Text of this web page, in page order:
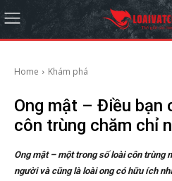
Home Khám phá
Ong mật – Điều bạn
côn trùng chăm chỉ
Ong mật – một trong số loài côn trùng
người và cũng là loài ong có hữu ích